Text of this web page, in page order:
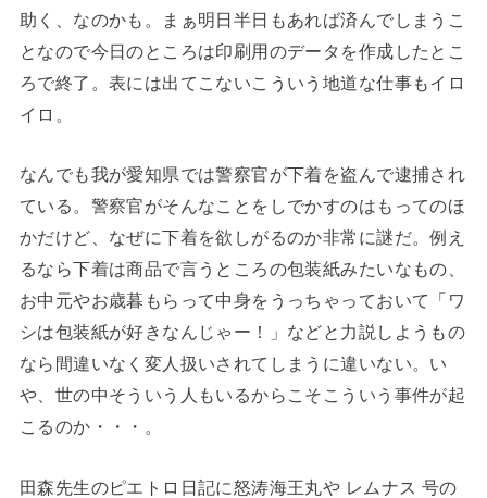
助く、なのかも。まぁ明日半日もあれば済んでしまうこ
となので今日のところは印刷用のデータを作成したとこ
ろで終了。表には出てこないこういう地道な仕事もイロ
イロ。
なんでも我が愛知県では警察官が下着を盗んで逮捕され
ている。警察官がそんなことをしでかすのはもってのほ
かだけど、なぜに下着を欲しがるのか非常に謎だ。例え
るなら下着は商品で言うところの包装紙みたいなもの、
お中元やお歳暮もらって中身をうっちゃっておいて「ワ
シは包装紙が好きなんじゃー！」などと力説しようもの
なら間違いなく変人扱いされてしまうに違いない。い
や、世の中そういう人もいるからこそこういう事件が起
こるのか・・・。
田森先生のピエトロ日記に怒涛海王丸や レムナス 号の